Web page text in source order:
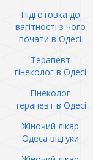
Підготовка до
вагітності з чого
почати в Одесі
Терапевт
гінеколог в Одесі
Гінеколог
терапевт в Одесі
Жіночий лікар
Одеса відгуки